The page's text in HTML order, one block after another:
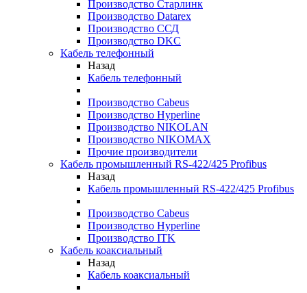
Производство Старлинк
Производство Datarex
Производство ССД
Производство DKC
Кабель телефонный
Назад
Кабель телефонный
Производство Cabeus
Производство Hyperline
Производство NIKOLAN
Производство NIKOMAX
Прочие производители
Кабель промышленный RS-422/425 Profibus
Назад
Кабель промышленный RS-422/425 Profibus
Производство Cabeus
Производство Hyperline
Производство ITK
Кабель коаксиальный
Назад
Кабель коаксиальный